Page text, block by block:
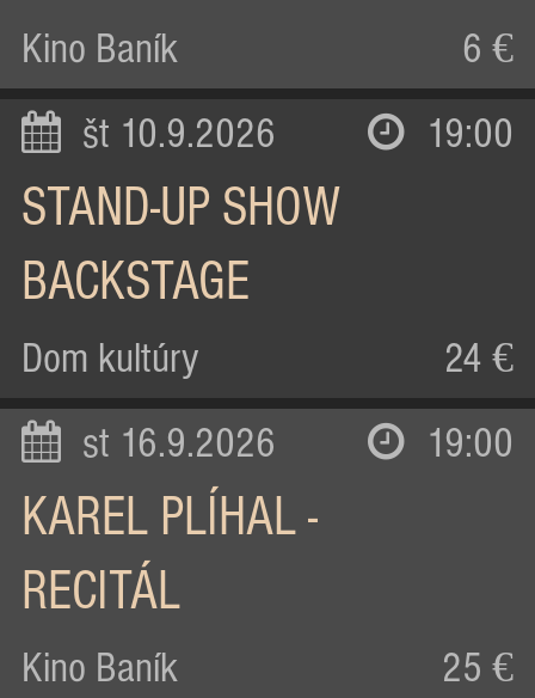
Kino Baník 6 €
št 10.9.2026 19:00
STAND-UP SHOW
BACKSTAGE
Dom kultúry 24 €
st 16.9.2026 19:00
KAREL PLÍHAL -
RECITÁL
Kino Baník 25 €